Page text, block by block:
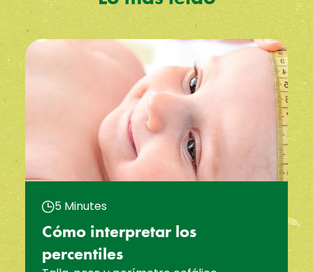
5 Minutes
Cómo interpretar los
percentiles